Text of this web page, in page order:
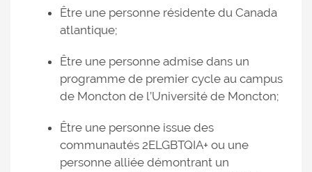
Être une personne résidente du Canada
atlantique;
Être une personne admise dans un
programme de premier cycle au campus
de Moncton de l’Université de Moncton;
Être une personne issue des
communautés 2ELGBTQIA+ ou une
personne alliée démontrant un